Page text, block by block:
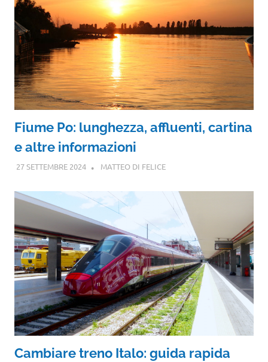
Fiume Po: lunghezza, affluenti, cartina
e altre informazioni
27 SETTEMBRE 2024 MATTEO DI FELICE
Cambiare treno Italo: guida rapida